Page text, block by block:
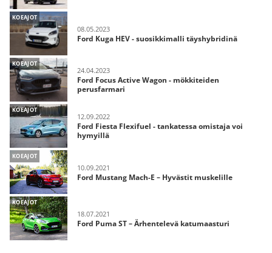
KOEAJOT
08.05.2023
Ford Kuga HEV - suosikkimalli täyshybridinä
KOEAJOT
24.04.2023
Ford Focus Active Wagon - mökkiteiden
perusfarmari
KOEAJOT
12.09.2022
Ford Fiesta Flexifuel - tankatessa omistaja voi
hymyillä
KOEAJOT
10.09.2021
Ford Mustang Mach-E – Hyvästit muskelille
KOEAJOT
18.07.2021
Ford Puma ST – Ärhentelevä katumaasturi